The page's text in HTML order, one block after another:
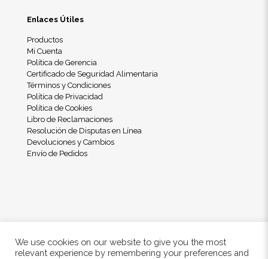
Enlaces Útiles
Productos
Mi Cuenta
Política de Gerencia
Certificado de Seguridad Alimentaria
Términos y Condiciones
Política de Privacidad
Política de Cookies
Libro de Reclamaciones
Resolución de Disputas en Línea
Devoluciones y Cambios
Envío de Pedidos
We use cookies on our website to give you the most
relevant experience by remembering your preferences and